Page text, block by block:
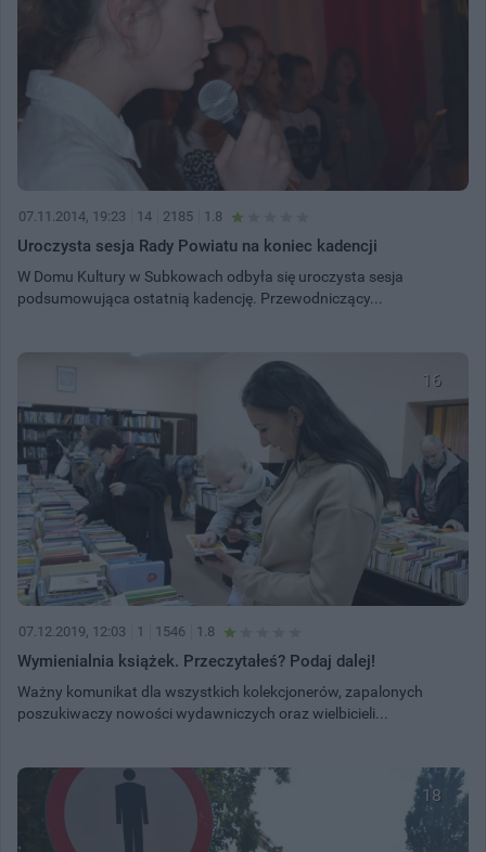
07.11.2014, 19:23 14 2185 1.8
Uroczysta sesja Rady Powiatu na koniec kadencji
W Domu Kultury w Subkowach odbyła się uroczysta sesja
podsumowująca ostatnią kadencję. Przewodniczący...
16
07.12.2019, 12:03 1 1546 1.8
Wymienialnia książek. Przeczytałeś? Podaj dalej!
Ważny komunikat dla wszystkich kolekcjonerów, zapalonych
poszukiwaczy nowości wydawniczych oraz wielbicieli...
18